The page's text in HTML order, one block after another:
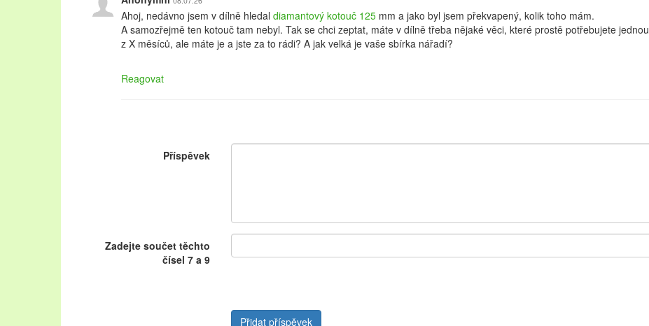
Ahoj, nedávno jsem v dílně hledal diamantový kotouč 125 mm a jako byl jsem překvapený, kolik toho mám.
A samozřejmě ten kotouč tam nebyl. Tak se chci zeptat, máte v dílně třeba nějaké věci, které prostě potřebujete jednou
z X měsíců, ale máte je a jste za to rádi? A jak velká je vaše sbírka nářadí?
Reagovat
Příspěvek
Zadejte součet těchto
čísel 7 a 9